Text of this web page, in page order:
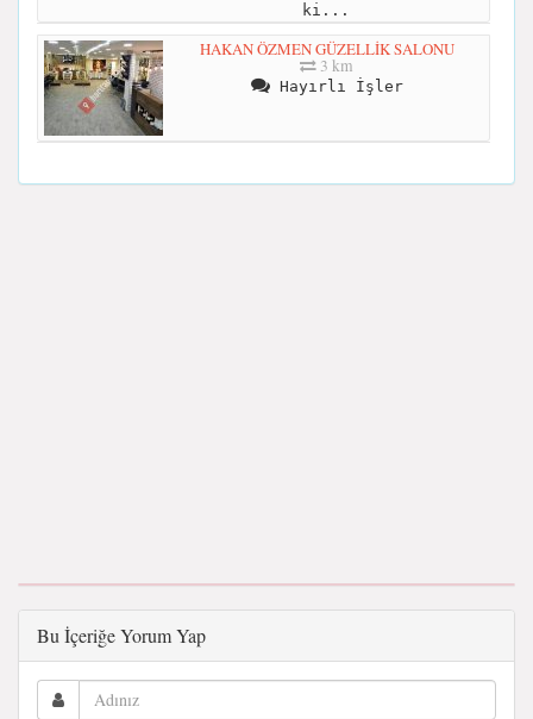
ki...
HAKAN ÖZMEN GÜZELLİK SALONU
3 km
Hayırlı İşler
Bu İçeriğe Yorum Yap